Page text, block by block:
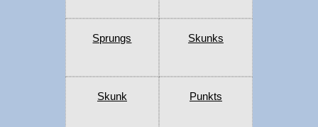
Sprungs Skunks
Skunk Punkts